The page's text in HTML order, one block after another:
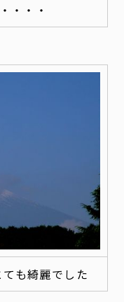
・・・
も綺麗でした